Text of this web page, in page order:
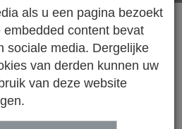
als u een pagina bezoekt
embedded content bevat
sociale media. Dergelijke
van derden kunnen uw
van deze website